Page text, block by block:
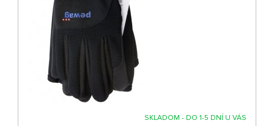
SKLADOM - DO 1-5 DNÍ U VÁS